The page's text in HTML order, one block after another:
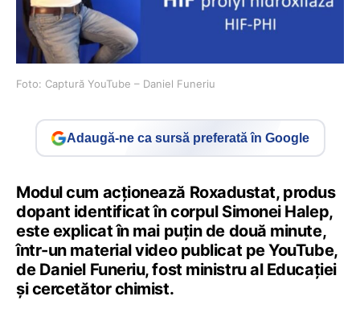
Foto: Captură YouTube – Daniel Funeriu
Adaugă-ne ca sursă preferată în Google
Modul cum acționează Roxadustat, produs
dopant identificat în corpul Simonei Halep,
este explicat în mai puțin de două minute,
într-un material video publicat pe YouTube,
de Daniel Funeriu, fost ministru al Educației
și cercetător chimist.